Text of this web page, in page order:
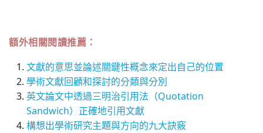
額外相關閱讀推薦：
文獻的意思並論述關鍵性概念來定出自己的位置
學術文獻回顧和探討的分類與分別
英文論文中透過三明治引用法（Quotation
Sandwich）正確地引用文獻
構想出學術研究主題與方向的九大訣竅